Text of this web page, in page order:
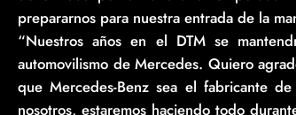
prepararnos para nuestra entrada de la
“Nuestros años en el DTM se
automovilismo de Mercedes. Quiero
que Mercedes-Benz sea el fabricante
nosotros, estaremos haciendo todo